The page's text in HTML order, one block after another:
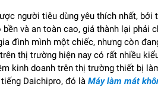
người tiêu dùng yêu thích nhất, bởi
và an toàn cao, giá thành lại phải
đình mình một chiếc, nhưng còn
thị trường hiện nay có rất nhiều
kinh doanh trên thị trường thiết bị
Daichipro, đó là Máy làm mát